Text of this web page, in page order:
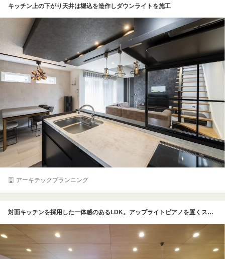
キッチン上の下がり天井は堀込を造作しダウンライトを施工
アーキテックプランニング
対面キッチンを採用した一体感のあるLDK。アップライトピアノを置くスペースもあらかじめ用意した。床はオーク無垢、天井はシナ合板。豊かな木質感に温もりを感じる。照明はダウンライトを基本に空間をすっきりと見せている